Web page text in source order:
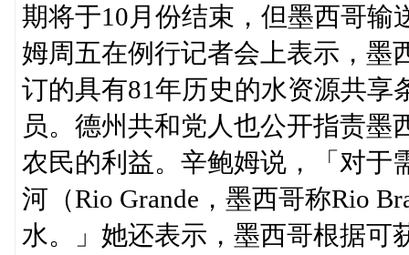
期将于10月份结束，但墨西哥输
姆周五在例行记者会上表示，墨
订的具有81年历史的水资源共享
员。德州共和党人也公开指责
农民的利益。辛鲍姆说，「对于
河（Rio Grande，墨西哥称Rio
水。」她还表示，墨西哥根据可